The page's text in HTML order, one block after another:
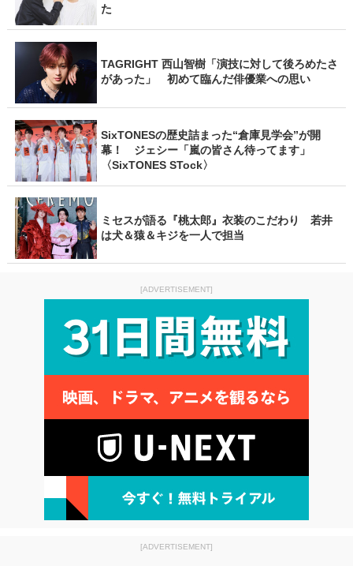
た
TAGRIGHT 西山智樹「演技に対して後ろめたさ
があった」 初めて臨んだ俳優業への思い
SixTONESの歴史詰まった“倉庫見学会”が開
幕！ ジェシー「嵐の皆さん待ってます」
〈SixTONES STock〉
ミセスが語る『桃太郎』衣装のこだわり 若井
は犬＆猿＆キジを一人で担当
[ADVERTISEMENT]
[ADVERTISEMENT]